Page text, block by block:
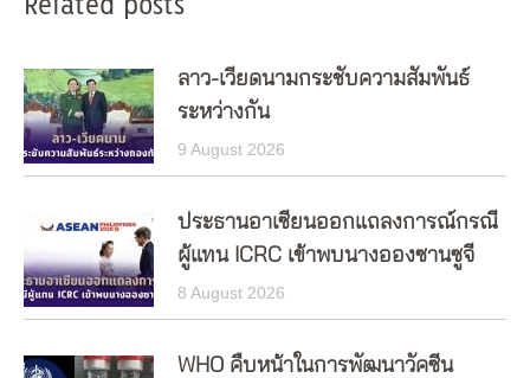
ลาว-เวียดนามกระชับความสัมพันธ์
ระหว่างกัน
9 August 2026
ประธานอาเซียนออกแถลงการณ์กรณี
ผู้แทน ICRC เข้าพบนางอองซานซูจี
8 August 2026
WHO คืบหน้าในการพัฒนาวัคซีน